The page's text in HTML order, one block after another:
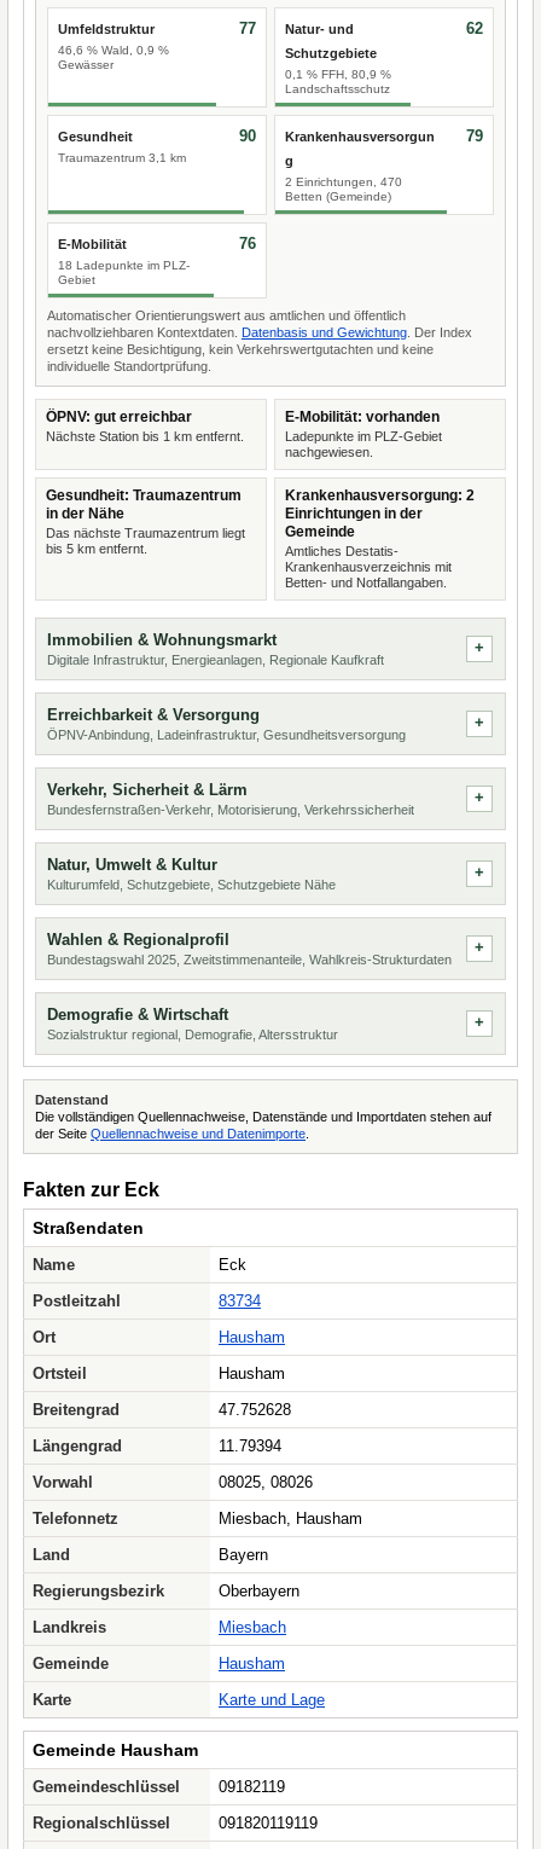
Umfeldstruktur
46,6 % Wald, 0,9 %
Gewässer
77
Natur- und
Schutzgebiete
0,1 % FFH, 80,9 %
Landschaftsschutz
62
Gesundheit
Traumazentrum 3,1 km
90
Krankenhausversorgun
g
2 Einrichtungen, 470
Betten (Gemeinde)
79
E-Mobilität
18 Ladepunkte im PLZ-
Gebiet
76
Automatischer Orientierungswert aus amtlichen und öffentlich
nachvollziehbaren Kontextdaten. Datenbasis und Gewichtung . Der Index
ersetzt keine Besichtigung, kein Verkehrswertgutachten und keine
individuelle Standortprüfung.
ÖPNV: gut erreichbar
Nächste Station bis 1 km entfernt.
E-Mobilität: vorhanden
Ladepunkte im PLZ-Gebiet
nachgewiesen.
Gesundheit: Traumazentrum
in der Nähe
Das nächste Traumazentrum liegt
bis 5 km entfernt.
Krankenhausversorgung: 2
Einrichtungen in der
Gemeinde
Amtliches Destatis-
Krankenhausverzeichnis mit
Betten- und Notfallangaben.
Immobilien & Wohnungsmarkt
Digitale Infrastruktur, Energieanlagen, Regionale Kaufkraft
Erreichbarkeit & Versorgung
ÖPNV-Anbindung, Ladeinfrastruktur, Gesundheitsversorgung
Verkehr, Sicherheit & Lärm
Bundesfernstraßen-Verkehr, Motorisierung, Verkehrssicherheit
Natur, Umwelt & Kultur
Kulturumfeld, Schutzgebiete, Schutzgebiete Nähe
Wahlen & Regionalprofil
Bundestagswahl 2025, Zweitstimmenanteile, Wahlkreis-Strukturdaten
Demografie & Wirtschaft
Sozialstruktur regional, Demografie, Altersstruktur
Datenstand
Die vollständigen Quellennachweise, Datenstände und Importdaten stehen auf
der Seite Quellennachweise und Datenimporte
Fakten zur Eck
Straßendaten
Name
Eck
Postleitzahl
83734
Ort
Hausham
Ortsteil
Hausham
Breitengrad
47.752628
Längengrad
11.79394
Vorwahl
08025, 08026
Telefonnetz
Miesbach, Hausham
Land
Bayern
Regierungsbezirk
Oberbayern
Landkreis
Miesbach
Gemeinde
Hausham
Karte
Karte und Lage
Gemeinde Hausham
Gemeindeschlüssel
09182119
Regionalschlüssel
091820119119